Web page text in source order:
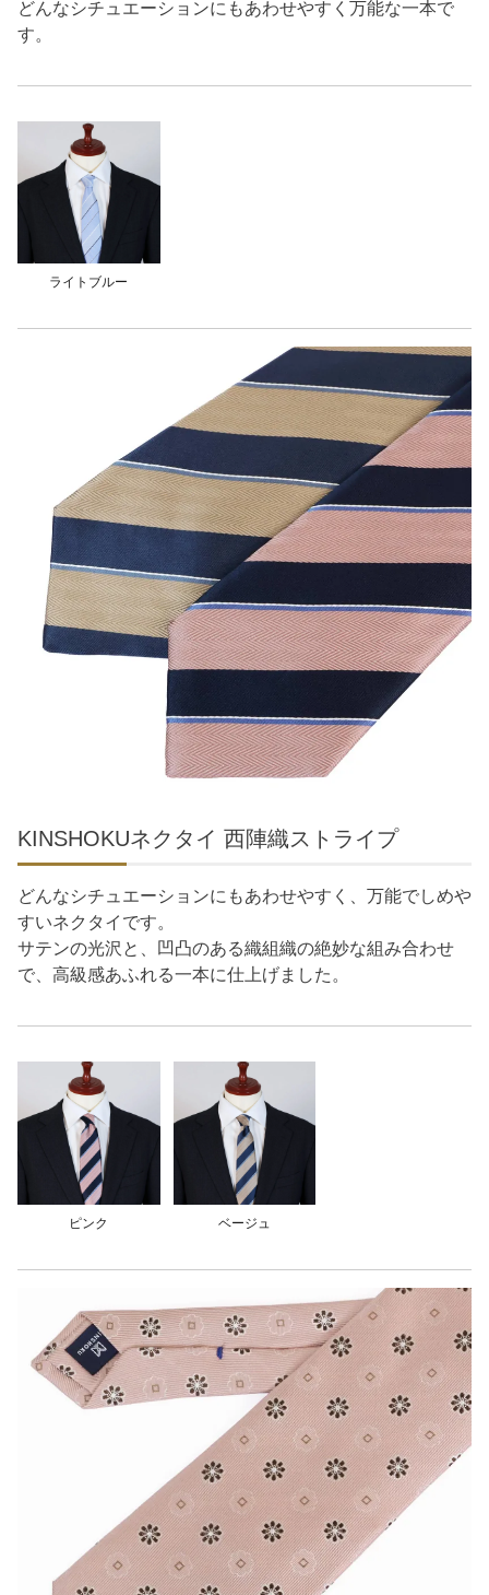
どんなシチュエーションにもあわせやすく万能な一本で
す。
ライトブルー
KINSHOKUネクタイ 西陣織ストライプ
どんなシチュエーションにもあわせやすく、万能でしめや
すいネクタイです。
サテンの光沢と、凹凸のある織組織の絶妙な組み合わせ
で、高級感あふれる一本に仕上げました。
ピンク ベージュ